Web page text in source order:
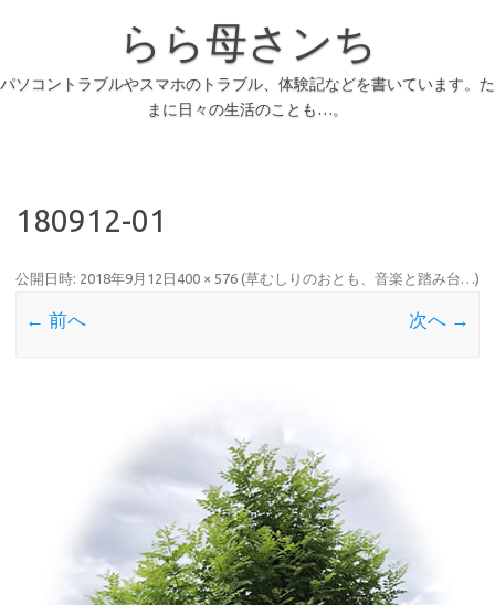
らら母さンち
パソコントラブルやスマホのトラブル、体験記などを書いています。た
まに日々の生活のことも…。
180912-01
公開日時: 2018年9月12日 400 × 576 (草むしりのおとも、音楽と踏み台…)
← 前へ 次へ →